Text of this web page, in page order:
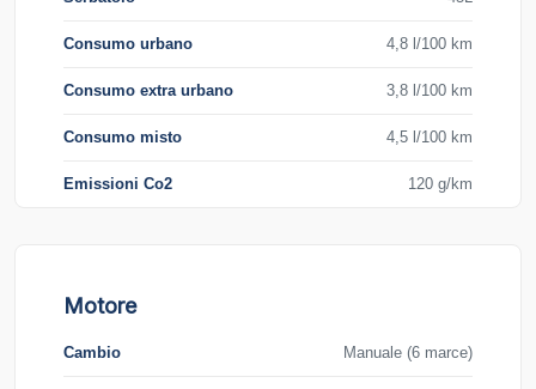
Consumo urbano 4,8 l/100 km
Consumo extra urbano 3,8 l/100 km
Consumo misto 4,5 l/100 km
Emissioni Co2 120 g/km
Motore
Cambio Manuale (6 marce)